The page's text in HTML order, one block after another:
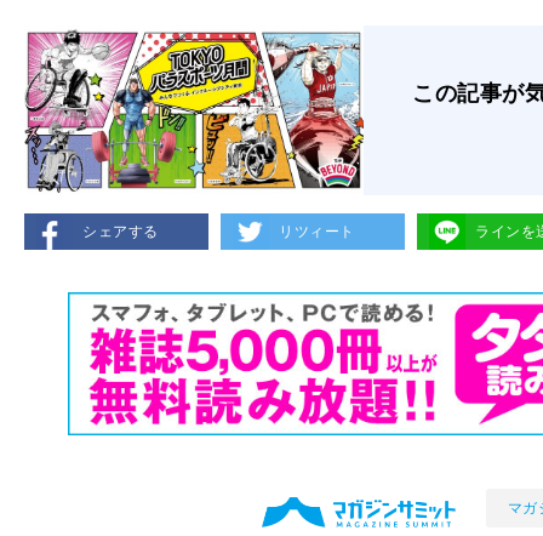
この記事が
シェアする リツィート ラインを
マガ